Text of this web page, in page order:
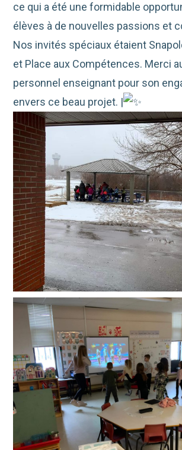
ce qui a été une formidable
élèves à de nouvelles passions et
Nos invités spéciaux étaient
et Place aux Compétences. Merci
personnel enseignant pour son
envers ce beau projet. |